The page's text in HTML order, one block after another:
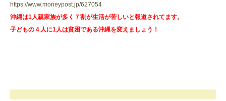
https://www.moneypost.jp/627054
沖縄は1人親家族が多く７割が生活が苦しいと報道されてます。
子どもの４人に1人は貧困である沖縄を変えましょう！